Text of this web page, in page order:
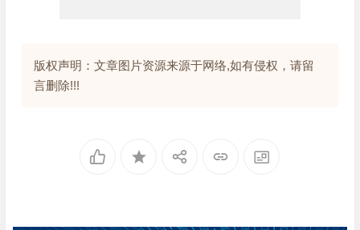
版权声明：文章图片资源来源于网络,如有侵权，请留
言删除!!!